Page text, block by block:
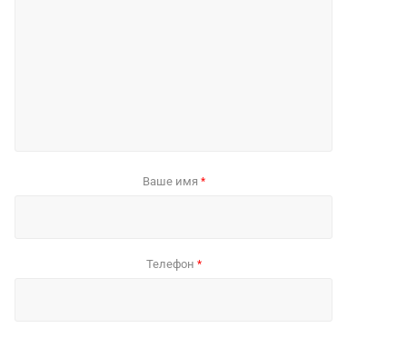
Ваше имя *
Телефон *